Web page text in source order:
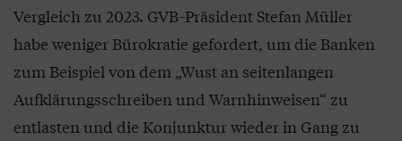
Vergleich zu 2023. GVB-Präsident Stefan Müller
habe weniger Bürokratie gefordert, um die Banken
zum Beispiel von dem „Wust an seitenlangen
Aufklärungsschreiben und Warnhinweisen“ zu
entlasten und die Konjunktur wieder in Gang zu